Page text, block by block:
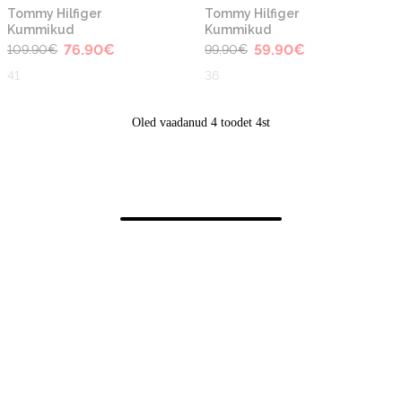
-30%
Tommy Hilfiger
Kummikud
109.90€ 76.90€
41
-40%
Tommy Hilfiger
Kummikud
99.90€ 59.90€
36
Oled vaadanud 4 toodet 4st